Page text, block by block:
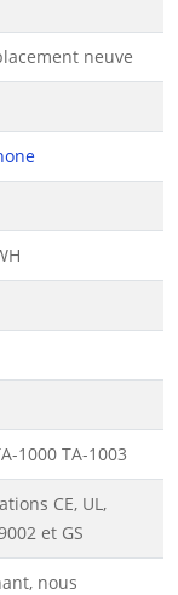
neuve
1000 TA-1003
CE, UL,
et GS
nous